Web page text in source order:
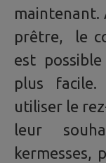
maintenant.
prêtre, le
est
plus
utiliser le
leur
kermesses,